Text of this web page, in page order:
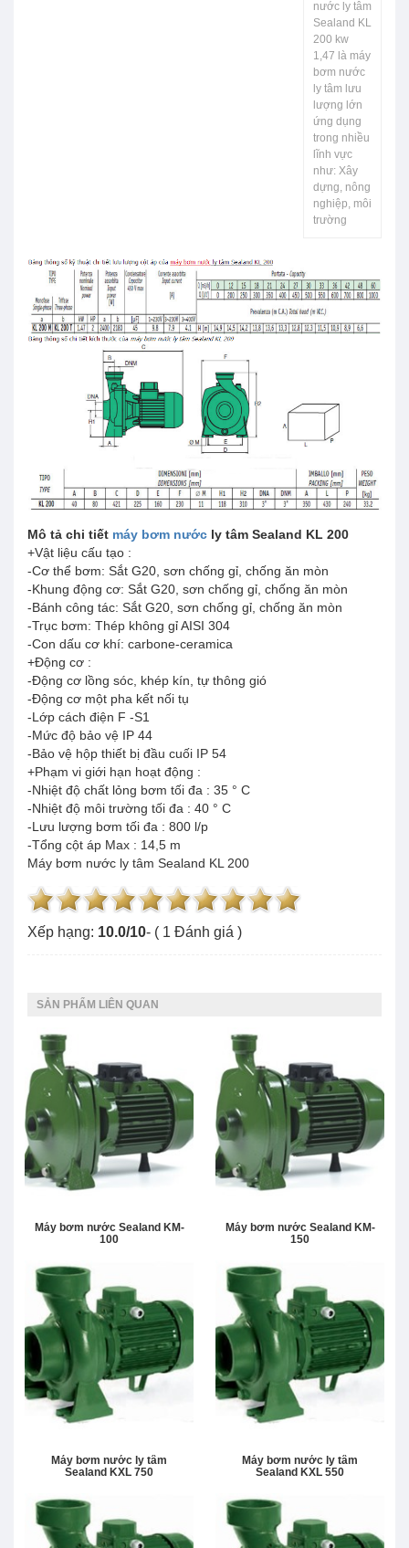
nước ly tâm
Sealand KL
200 kw
1,47 là máy
bơm nước
ly tâm lưu
lượng lớn
ứng dụng
trong nhiều
lĩnh vực
như: Xây
dựng, nông
nghiệp, môi
trường
Mô tả chi tiết máy bơm nước ly tâm Sealand KL 200
+Vật liệu cấu tạo :
-Cơ thể bơm: Sắt G20, sơn chống gỉ, chống ăn mòn
-Khung động cơ: Sắt G20, sơn chống gỉ, chống ăn mòn
-Bánh công tác: Sắt G20, sơn chống gỉ, chống ăn mòn
-Trục bơm: Thép không gỉ AISI 304
-Con dấu cơ khí: carbone-ceramica
+Động cơ :
-Động cơ lồng sóc, khép kín, tự thông gió
-Động cơ một pha kết nối tụ
-Lớp cách điện F -S1
-Mức độ bảo vệ IP 44
-Bảo vệ hộp thiết bị đầu cuối IP 54
+Phạm vi giới hạn hoạt động :
-Nhiệt độ chất lỏng bơm tối đa : 35 ° C
-Nhiệt độ môi trường tối đa : 40 ° C
-Lưu lượng bơm tối đa : 800 l/p
-Tổng cột áp Max : 14,5 m
Máy bơm nước ly tâm Sealand KL 200
Xếp hạng: 10.0/10- ( 1 Đánh giá )
SẢN PHẨM LIÊN QUAN
Máy bơm nước Sealand KM-
100
Máy bơm nước Sealand KM-
150
Máy bơm nước ly tâm
Sealand KXL 750
Máy bơm nước ly tâm
Sealand KXL 550